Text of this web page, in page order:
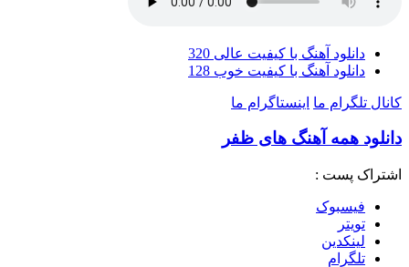
دانلود آهنگ با کیفیت عالی 320
دانلود آهنگ با کیفیت خوب 128
کانال تلگرام ما اینستاگرام ما
دانلود همه آهنگ های ظفر
اشتراک پست :
فيسبوک
تويتر
لینکدین
تلگرام